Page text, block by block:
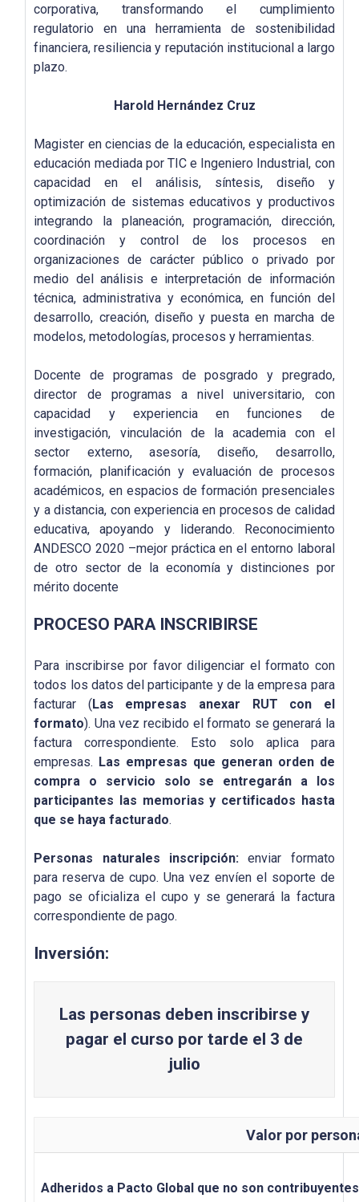
corporativa, transformando el cumplimiento
regulatorio en una herramienta de sostenibilidad
financiera, resiliencia y reputación institucional a largo
plazo.
Harold Hernández Cruz
Magister en ciencias de la educación, especialista en
educación mediada por TIC e Ingeniero Industrial, con
capacidad en el análisis, síntesis, diseño y
optimización de sistemas educativos y productivos
integrando la planeación, programación, dirección,
coordinación y control de los procesos en
organizaciones de carácter público o privado por
medio del análisis e interpretación de información
técnica, administrativa y económica, en función del
desarrollo, creación, diseño y puesta en marcha de
modelos, metodologías, procesos y herramientas.
Docente de programas de posgrado y pregrado,
director de programas a nivel universitario, con
capacidad y experiencia en funciones de
investigación, vinculación de la academia con el
sector externo, asesoría, diseño, desarrollo,
formación, planificación y evaluación de procesos
académicos, en espacios de formación presenciales
y a distancia, con experiencia en procesos de calidad
educativa, apoyando y liderando. Reconocimiento
ANDESCO 2020 –mejor práctica en el entorno laboral
de otro sector de la economía y distinciones por
mérito docente
PROCESO PARA INSCRIBIRSE
Para inscribirse por favor diligenciar el formato con
todos los datos del participante y de la empresa para
facturar (Las empresas anexar RUT con el
formato). Una vez recibido el formato se generará la
factura correspondiente. Esto solo aplica para
empresas. Las empresas que generan orden de
compra o servicio solo se entregarán a los
participantes las memorias y certificados hasta
que se haya facturado.
Personas naturales inscripción:enviar formato
para reserva de cupo. Una vez envíen el soporte de
pago se oficializa el cupo y se generará la factura
correspondiente de pago.
Inversión:
Las personas deben inscribirse y
pagar el curso por tarde el 3 de
julio
Valor por
Adheridos a Pacto Global que no son